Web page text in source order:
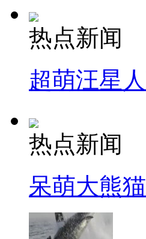
热点新闻
超萌汪星
热点新闻
呆萌大熊